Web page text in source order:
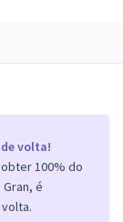
volta!
100% do
é